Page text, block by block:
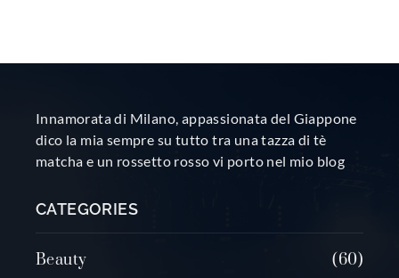
Innamorata di Milano, appassionata del Giappone
dico la mia sempre su tutto tra una tazza di tè
matcha e un rossetto rosso vi porto nel mio blog
CATEGORIES
Beauty
60